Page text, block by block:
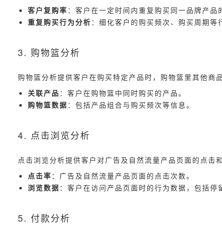
客户复购率 ：客户在一定时间内重复购买同一品牌产品
重复购买行为分析 ：细化客户的购买频次、购买周期等
3. 购物篮分析
购物篮分析提供客户在购买特定产品时，购物篮里其他
关联产品 ：客户在购物篮中同时购买的产品。
购物篮数据 ：包括产品组合与购买频次等信息。
4. 点击浏览分析
点击浏览分析提供客户对广告及自然流量产品页面的点
点击率 ：广告及自然流量产品页面的点击次数。
浏览数据 ：客户在访问产品页面时的行为数据，包括停
5. 付款分析